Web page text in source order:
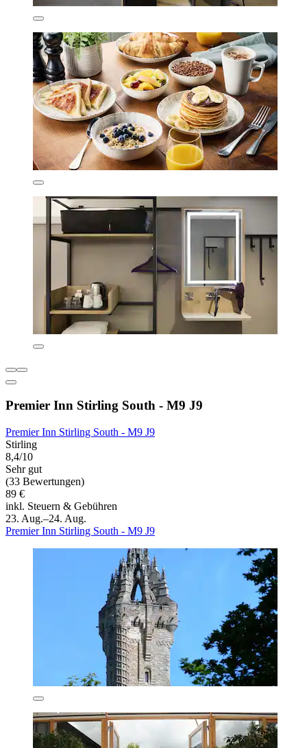
Premier Inn Stirling South - M9 J9
Premier Inn Stirling South - M9 J9
Stirling
8,4/10
Sehr gut
(33 Bewertungen)
89 €
inkl. Steuern & Gebühren
23. Aug.–24. Aug.
Premier Inn Stirling South - M9 J9